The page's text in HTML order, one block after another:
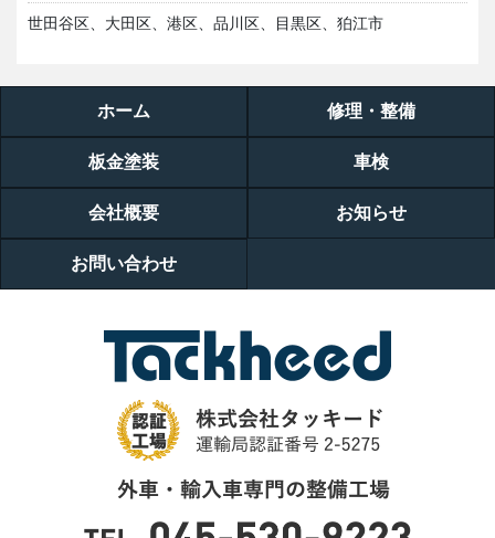
世田谷区、大田区、港区、品川区、目黒区、狛江市
ホーム 修理・整備
板金塗装 車検
会社概要 お知らせ
お問い合わせ